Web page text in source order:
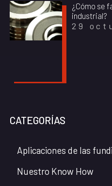
¿Cómo se
industrial?
29
CATEGORÍAS
Aplicaciones de las
Nuestro Know How